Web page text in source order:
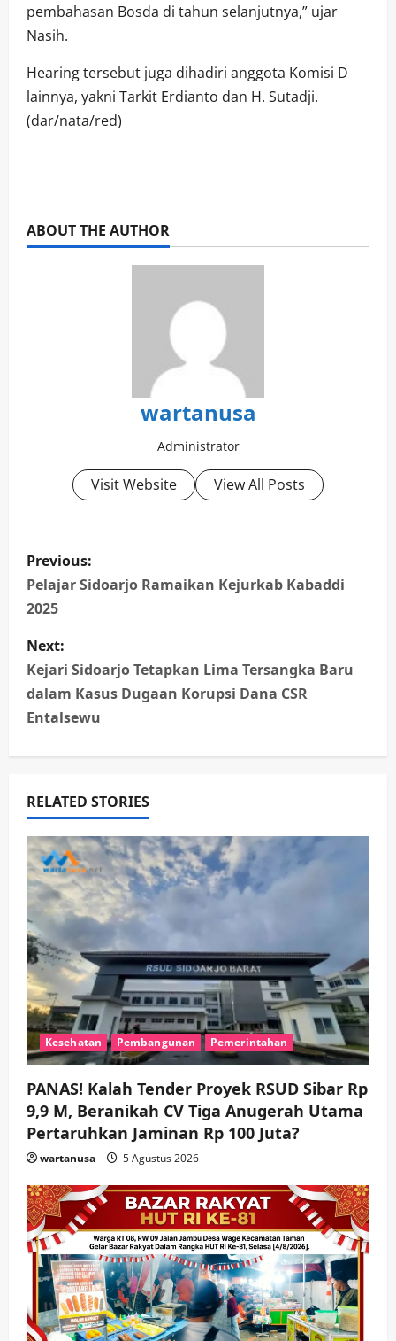
pembahasan Bosda di tahun selanjutnya,” ujar
Nasih.
Hearing tersebut juga dihadiri anggota Komisi D
lainnya, yakni Tarkit Erdianto dan H. Sutadji.
(dar/nata/red)
ABOUT THE AUTHOR
wartanusa
Administrator
Visit Website View All Posts
P
o
t
n
i
g
a
t
i
o
n
Previous:
Pelajar Sidoarjo Ramaikan Kejurkab Kabaddi
2025
Next:
Kejari Sidoarjo Tetapkan Lima Tersangka Baru
dalam Kasus Dugaan Korupsi Dana CSR
Entalsewu
RELATED STORIES
Kesehatan Pembangunan Pemerintahan
PANAS! Kalah Tender Proyek RSUD Sibar Rp
9,9 M, Beranikah CV Tiga Anugerah Utama
Pertaruhkan Jaminan Rp 100 Juta?
wartanusa 5 Agustus 2026